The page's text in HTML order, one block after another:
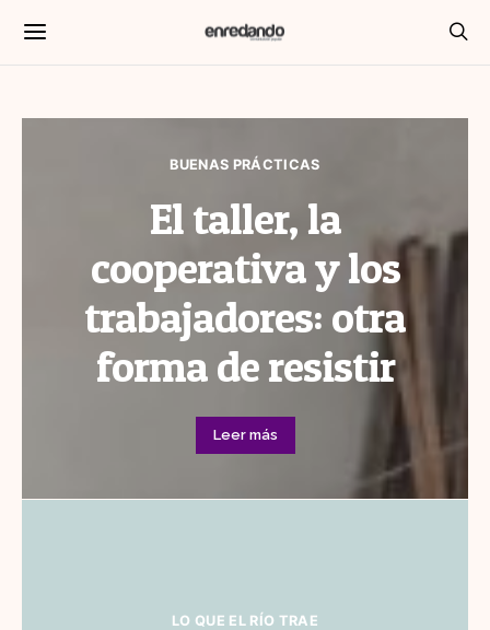
BUENAS PRÁCTICAS
El taller, la
cooperativa y los
trabajadores: otra
forma de resistir
Leer más
LO QUE EL RÍO TRAE